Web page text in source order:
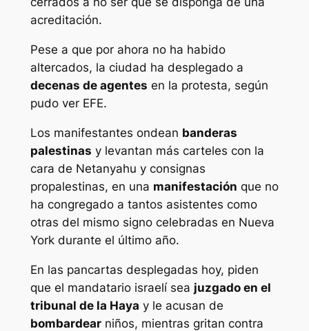
acreditación.
Pese a que por ahora no ha habido
altercados, la ciudad ha desplegado a
decenas de agentes en la protesta, según
pudo ver EFE.
Los manifestantes ondean banderas
palestinas y levantan más carteles con la
cara de Netanyahu y consignas
propalestinas, en una manifestación que no
ha congregado a tantos asistentes como
otras del mismo signo celebradas en Nueva
York durante el último año.
En las pancartas desplegadas hoy, piden
que el mandatario israelí sea juzgado en el
tribunal de la Haya y le acusan de
bombardearniños, mientras gritan contra